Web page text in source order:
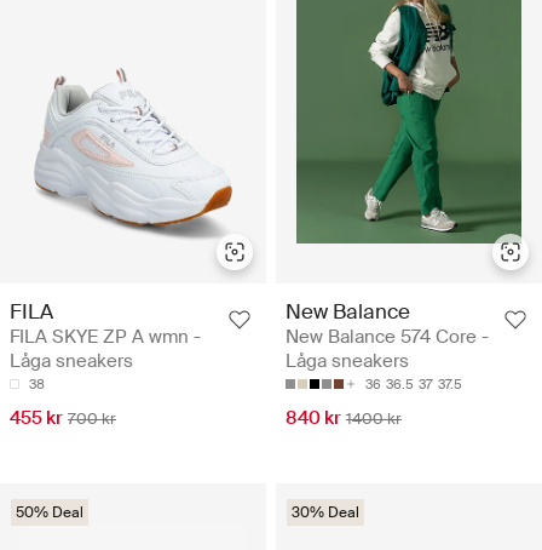
FILA
FILA SKYE ZP A wmn -
Låga sneakers
38
455 kr 700 kr
New Balance
New Balance 574 Core -
Låga sneakers
36 36.5 37 37.5
840 kr 1400 kr
50% Deal 30% Deal